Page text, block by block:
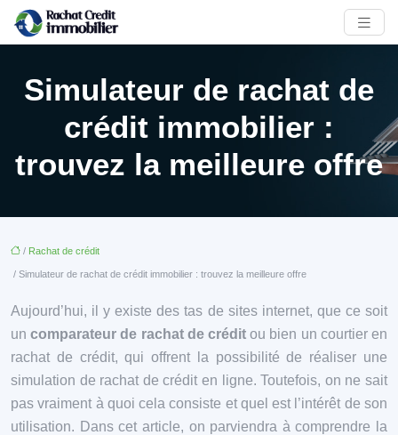
Simulateur de rachat de
crédit immobilier :
trouvez la meilleure offre
/ Rachat de crédit
/ Simulateur de rachat de crédit immobilier : trouvez la meilleure offre
Aujourd’hui, il y existe des tas de sites internet, que ce soit
uncomparateur de rachat de crédit ou bien un courtier en
rachat de crédit, qui offrent la possibilité de réaliser une
simulation de rachat de crédit en ligne. Toutefois, on ne sait
pas vraiment à quoi cela consiste et quel est l’intérêt de son
utilisation. Dans cet article, on parviendra à comprendre la